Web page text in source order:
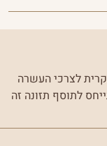
לצרכי העשרה
לתוסף תזונה זה